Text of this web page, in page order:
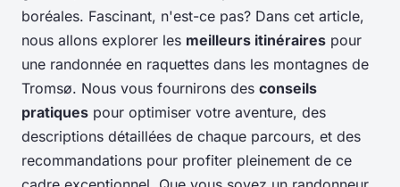
boréales. Fascinant, n'est-ce pas? Dans cet article,
nous allons explorer les meilleurs itinéraires pour
une randonnée en raquettes dans les montagnes de
Tromsø. Nous vous fournirons des conseils
pratiques pour optimiser votre aventure, des
descriptions détaillées de chaque parcours, et des
recommandations pour profiter pleinement de ce